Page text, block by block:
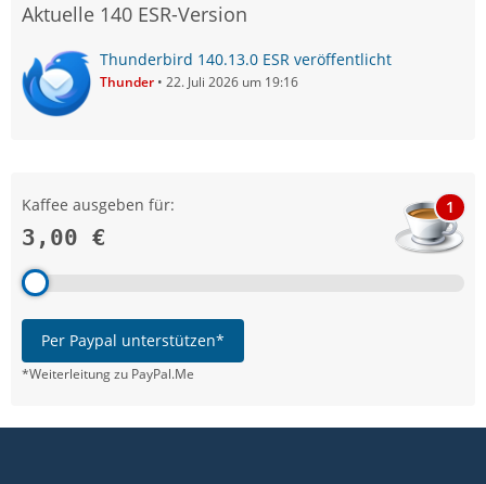
Aktuelle 140 ESR-Version
Thunderbird 140.13.0 ESR veröffentlicht
Thunder 22. Juli 2026 um 19:16
Kaffee ausgeben für:
3,00 €
1
Per Paypal unterstützen*
*Weiterleitung zu PayPal.Me